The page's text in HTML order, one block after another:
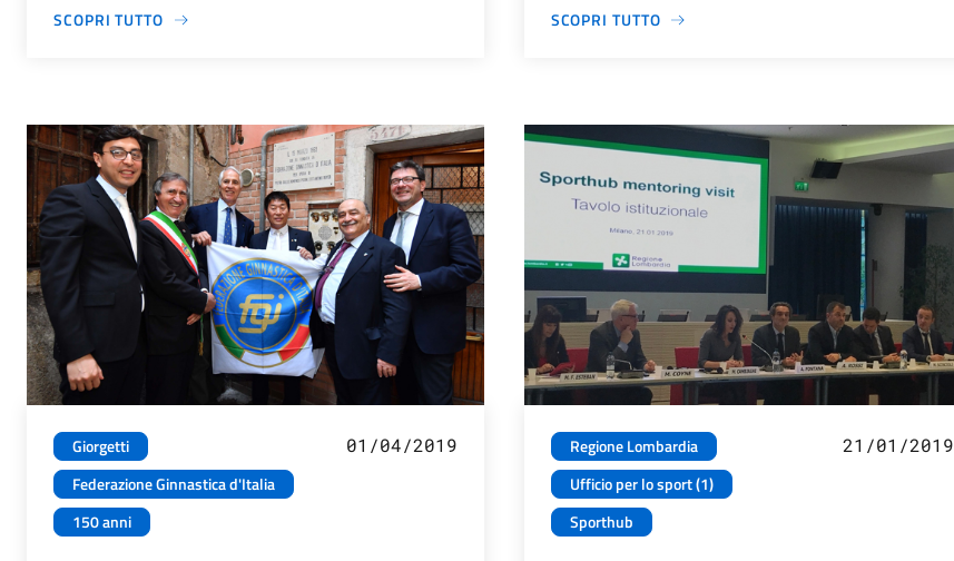
SCOPRI TUTTO SCOPRI TUTTO
Giorgetti
Federazione Ginnastica d'Italia
150 anni
01/04/2019
Regione Lombardia
Ufficio per lo sport (1)
Sporthub
21/01/2019